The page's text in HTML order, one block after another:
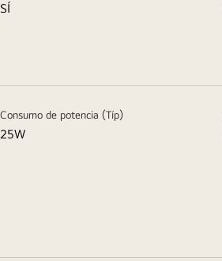
SÍ
Consumo de potencia (Típ)
25W